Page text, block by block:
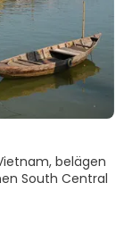
belägen
South Central
Staden ägde